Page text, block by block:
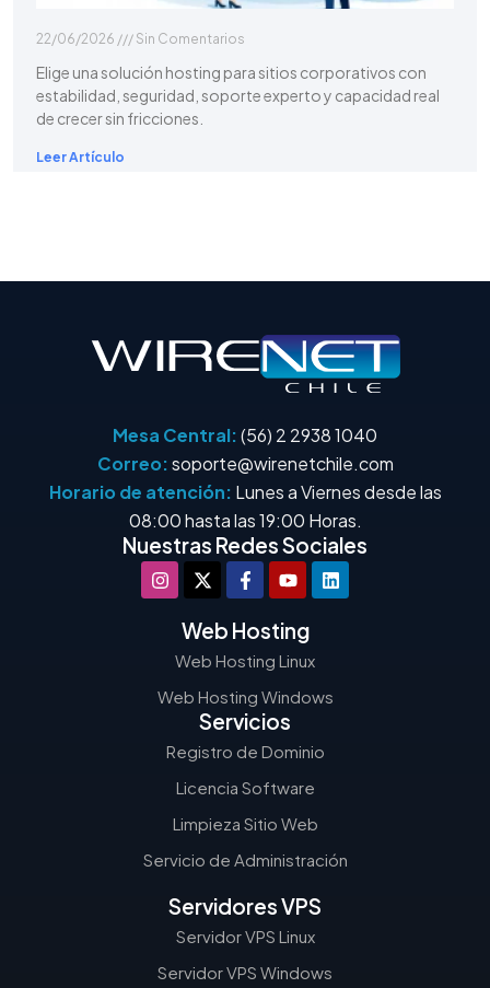
22/06/2026 Sin Comentarios
Elige una solución hosting para sitios corporativos con
estabilidad, seguridad, soporte experto y capacidad real
de crecer sin fricciones.
Leer Artículo
Mesa Central:(56) 2 2938 1040
Correo:soporte@wirenetchile.com
Horario de atención: Lunes a Viernes desde las
08:00 hasta las 19:00 Horas.
Nuestras Redes Sociales
Web Hosting
Web Hosting Linux
Web Hosting Windows
Servicios
Registro de Dominio
Licencia Software
Limpieza Sitio Web
Servicio de Administración
Servidores VPS
Servidor VPS Linux
Servidor VPS Windows